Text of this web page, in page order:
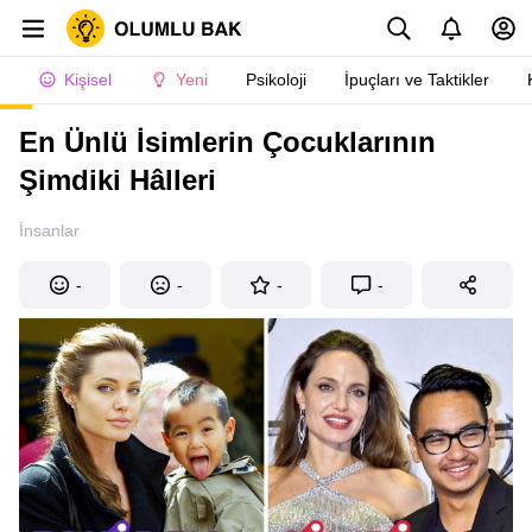
Kişisel Yeni Psikoloji İpuçları ve Taktikler
En Ünlü İsimlerin Çocuklarının
Şimdiki Hâlleri
İnsanlar
- - - -